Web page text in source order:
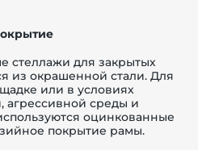
стеллажи для закрытых
из окрашенной стали. Для
или в условиях
среды и
оцинкованные
покрытие рамы.